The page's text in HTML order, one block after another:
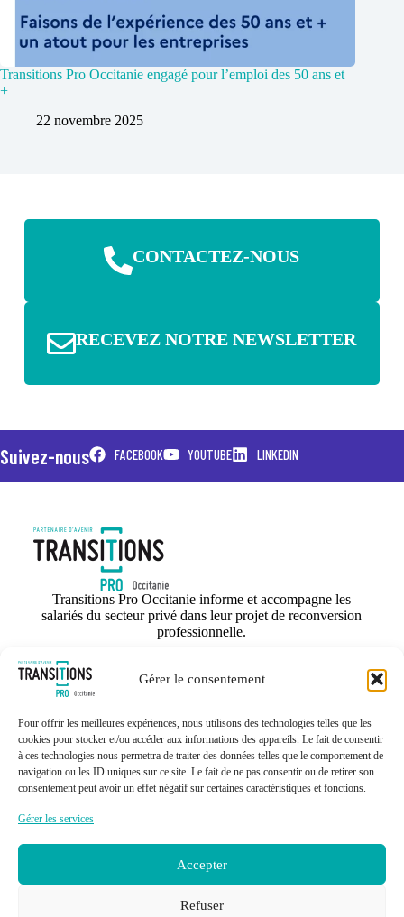
Gérer le consentement
Pour offrir les meilleures expériences, nous utilisons des technologies telles que les
cookies pour stocker et/ou accéder aux informations des appareils. Le fait de consentir
à ces technologies nous permettra de traiter des données telles que le comportement de
navigation ou les ID uniques sur ce site. Le fait de ne pas consentir ou de retirer son
consentement peut avoir un effet négatif sur certaines caractéristiques et fonctions.
Gérer les services
Accepter
Refuser
Transitions Pro Occitanie engagé pour l’emploi des 50 ans et
+
22 novembre 2025
CONTACTEZ-NOUS
RECEVEZ NOTRE NEWSLETTER
Suivez-nous FACEBOOK YOUTUBE LINKEDIN
Transitions Pro Occitanie informe et accompagne les
salariés du secteur privé dans leur projet de reconversion
professionnelle.
ENTREPRISE
VOTRE ESPACE SÉCURISÉ
NEWSLETTER
DOCUMENTS À TÉLÉCHARGER
ESPACE RECRUTEMENT
MENTION D'ACCESSIBILITÉ